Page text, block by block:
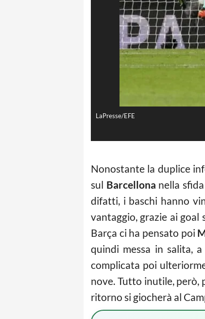
LaPresse/EFE
Nonostante la duplice
sul Barcellona nella
difatti, i baschi hanno
vantaggio, grazie ai goal
Barça ci ha pensato poi
quindi messa in salita,
complicata poi
nove. Tutto inutile, però,
ritorno si giocherà al